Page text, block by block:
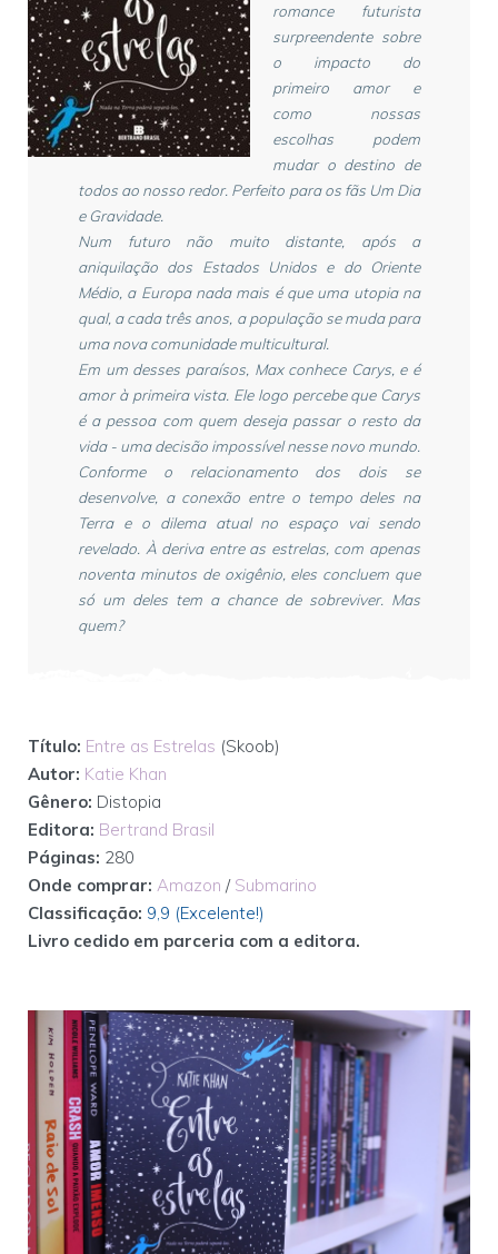
romance futurista
surpreendente sobre
o impacto do
primeiro amor e
como nossas
escolhas podem
mudar o destino de
todos ao nosso redor. Perfeito para os fãs Um Dia
e Gravidade.
Num futuro não muito distante, após a
aniquilação dos Estados Unidos e do Oriente
Médio, a Europa nada mais é que uma utopia na
qual, a cada três anos, a população se muda para
uma nova comunidade multicultural.
Em um desses paraísos, Max conhece Carys, e é
amor à primeira vista. Ele logo percebe que Carys
é a pessoa com quem deseja passar o resto da
vida - uma decisão impossível nesse novo mundo.
Conforme o relacionamento dos dois se
desenvolve, a conexão entre o tempo deles na
Terra e o dilema atual no espaço vai sendo
revelado. À deriva entre as estrelas, com apenas
noventa minutos de oxigênio, eles concluem que
só um deles tem a chance de sobreviver. Mas
quem?
Título: Entre as Estrelas (Skoob)
Autor: Katie Khan
Gênero: Distopia
Editora: Bertrand Brasil
Páginas: 280
Onde comprar: Amazon / Submarino
Classificação: 9,9 (Excelente!)
Livro cedido em parceria com a editora.